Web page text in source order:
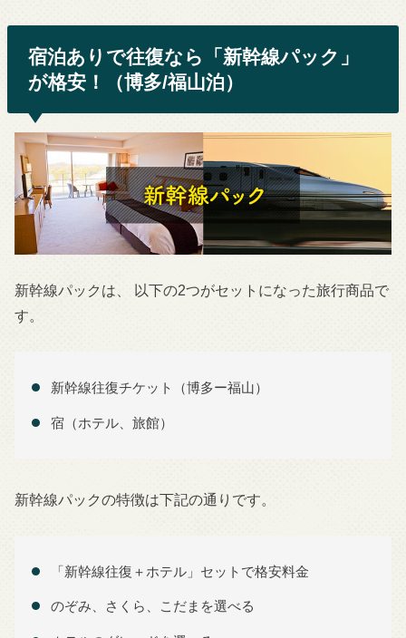
宿泊ありで往復なら「新幹線パック」
が格安！（博多/福山泊）
新幹線パックは、 以下の2つがセットになった旅行商品で
す。
新幹線往復チケット（博多ー福山）
宿（ホテル、旅館）
新幹線パックの特徴は下記の通りです。
「新幹線往復＋ホテル」セットで格安料金
のぞみ、さくら、こだまを選べる